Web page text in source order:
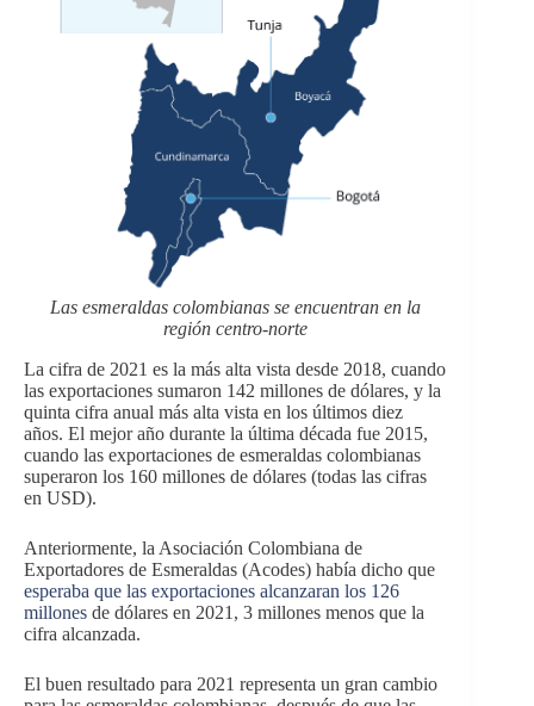
Las esmeraldas colombianas se encuentran en la
región centro-norte
La cifra de 2021 es la más alta vista desde 2018, cuando
las exportaciones sumaron 142 millones de dólares, y la
quinta cifra anual más alta vista en los últimos diez
años. El mejor año durante la última década fue 2015,
cuando las exportaciones de esmeraldas colombianas
superaron los 160 millones de dólares (todas las cifras
en USD).
Anteriormente, la Asociación Colombiana de
Exportadores de Esmeraldas (Acodes) había dicho que
esperaba que las exportaciones alcanzaran los 126
millones de dólares en 2021, 3 millones menos que la
cifra alcanzada.
El buen resultado para 2021 representa un gran cambio